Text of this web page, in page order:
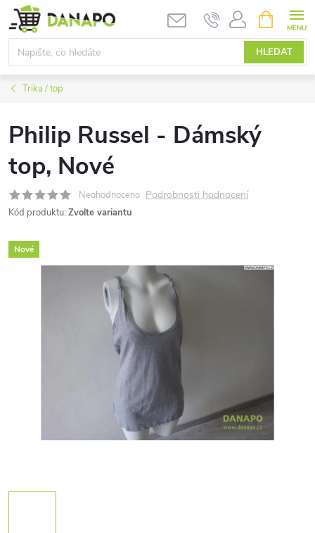
Přejít
na
obsah
HLEDAT
NÁKUPNÍ
KOŠÍK
Trika / top
Philip Russel - Dámský
top, Nové
Neohodnoceno Podrobnosti hodnocení
Kód produktu: Zvolte variantu
Nové